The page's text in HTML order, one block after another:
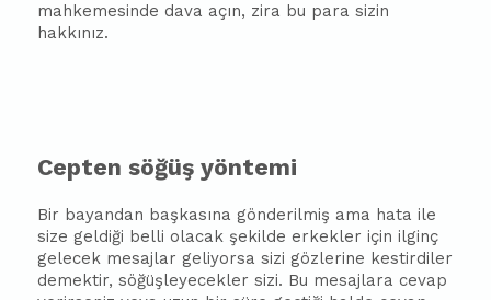
mahkemesinde dava açın, zira bu para sizin
hakkınız.
Cepten söğüş yöntemi
Bir bayandan başkasına gönderilmiş ama hata ile
size geldiği belli olacak şekilde erkekler için ilginç
gelecek mesajlar geliyorsa sizi gözlerine kestirdiler
demektir, söğüşleyecekler sizi. Bu mesajlara cevap